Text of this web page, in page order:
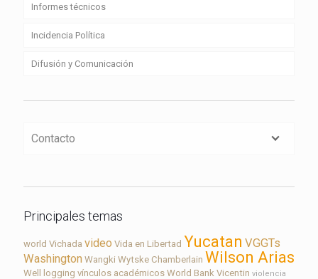
Informes técnicos
Incidencia Política
Difusión y Comunicación
Contacto
Principales temas
world Vichada video Vida en Libertad Yucatan VGGTs
Washington Wangki Wytske Chamberlain Wilson Arias
Well logging vínculos académicos World Bank Vicentin violencia